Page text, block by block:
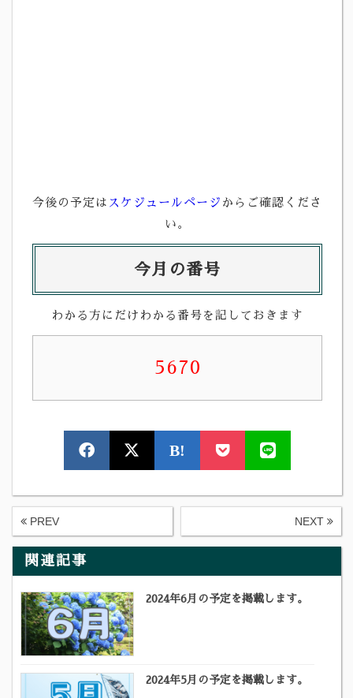
今後の予定は スケジュールページ からご確認くださ
い。
今月の番号
わかる方にだけわかる番号を記しておきます
5670
B!
PREV NEXT
関連記事
2024年6月の予定を掲載します。
2024年5月の予定を掲載します。